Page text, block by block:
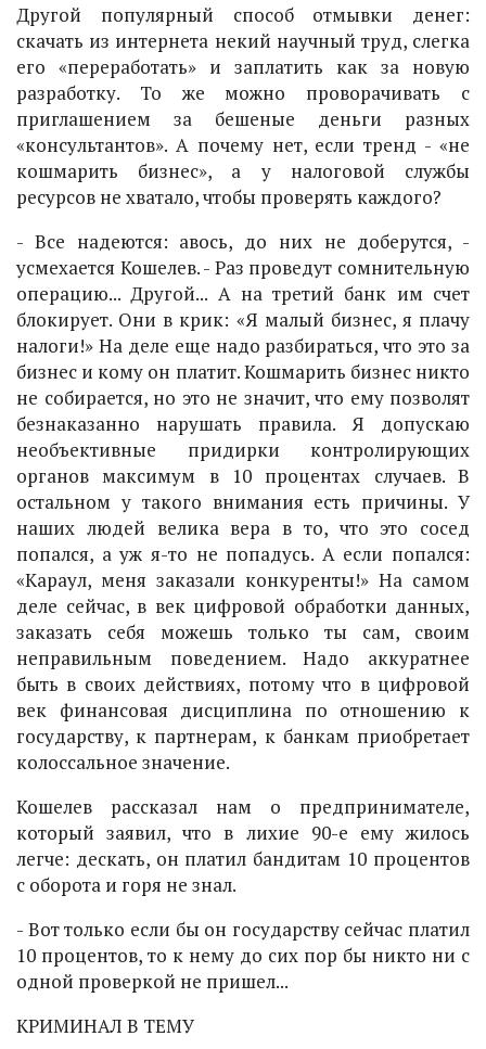
Другой популярный способ отмывки денег:
скачать из интернета некий научный труд, слегка
его «переработать» и заплатить как за новую
разработку. То же можно проворачивать с
приглашением за бешеные деньги разных
«консультантов». А почему нет, если тренд - «не
кошмарить бизнес», а у налоговой службы
ресурсов не хватало, чтобы проверять каждого?
- Все надеются: авось, до них не доберутся, -
усмехается Кошелев. - Раз проведут сомнительную
операцию... Другой... А на третий банк им счет
блокирует. Они в крик: «Я малый бизнес, я плачу
налоги!» На деле еще надо разбираться, что это за
бизнес и кому он платит. Кошмарить бизнес никто
не собирается, но это не значит, что ему позволят
безнаказанно нарушать правила. Я допускаю
необъективные придирки контролирующих
органов максимум в 10 процентах случаев. В
остальном у такого внимания есть причины. У
наших людей велика вера в то, что это сосед
попался, а уж я-то не попадусь. А если попался:
«Караул, меня заказали конкуренты!» На самом
деле сейчас, в век цифровой обработки данных,
заказать себя можешь только ты сам, своим
неправильным поведением. Надо аккуратнее
быть в своих действиях, потому что в цифровой
век финансовая дисциплина по отношению к
государству, к партнерам, к банкам приобретает
колоссальное значение.
Кошелев рассказал нам о предпринимателе,
который заявил, что в лихие 90-е ему жилось
легче: дескать, он платил бандитам 10 процентов
с оборота и горя не знал.
- Вот только если бы он государству сейчас платил
10 процентов, то к нему до сих пор бы никто ни с
одной проверкой не пришел...
КРИМИНАЛ В ТЕМУ